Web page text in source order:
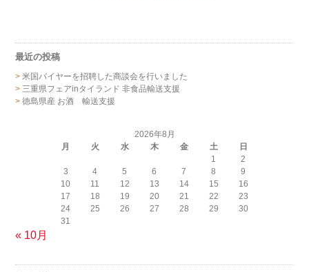
最近の投稿
米国バイヤーを招聘した商談会を行いました
三重県フェアinタイランド 非食品輸送支援
徳島県産 お酒 輸送支援
2026年8月
月
火 水 木 金 土
日
1
2
3
4 5 6 7 8
9
10
11 12 13 14 15
16
17
18 19 20 21 22
23
24
25 26 27 28 29
30
31
« 10月